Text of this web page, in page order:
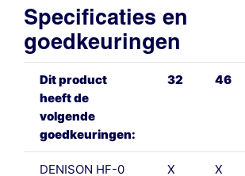
Specificaties en
goedkeuringen
Dit product
heeft de
volgende
goedkeuringen:
32 46
DENISON HF-0 X X